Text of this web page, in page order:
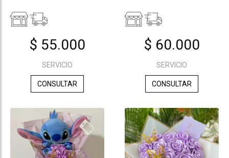
$ 55.000
SERVICIO
CONSULTAR
$ 60.000
SERVICIO
CONSULTAR